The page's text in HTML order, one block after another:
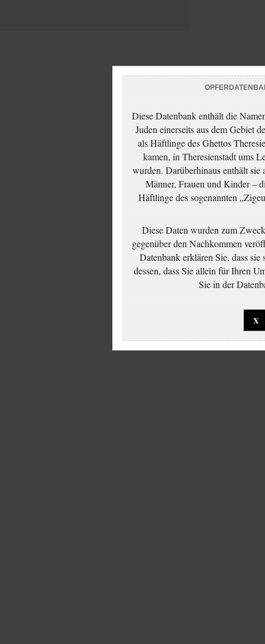
Diese Datenbank enthält die
Juden einerseits aus dem Gebiet
als Häftlinge des Ghettos
kamen, in Theresienstadt ums
wurden. Darüberhinaus enthält
Männer, Frauen und Kinder –
Häftlinge des sogenannten
Diese Daten wurden zum
gegenüber den Nachkommen
Datenbank erklären Sie, dass sie
dessen, dass Sie allein für Ihren
Sie in der
X